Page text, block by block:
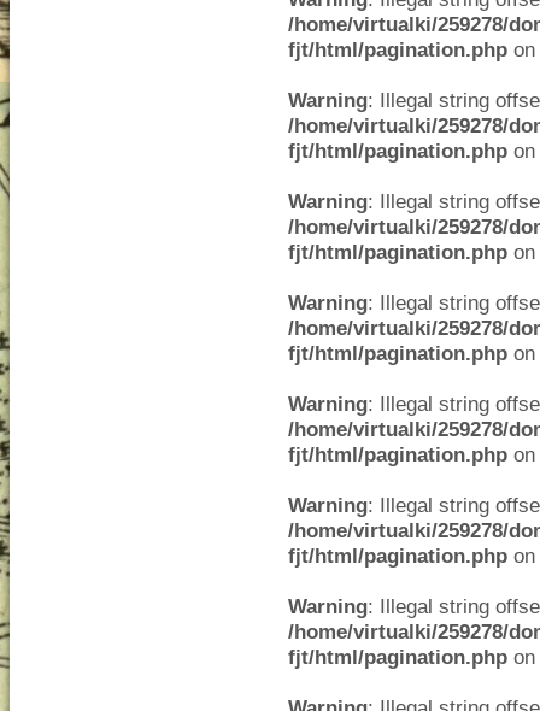
/home/virtualki/259278/
fjt/html/pagination.php
Warning: Illegal string
/home/virtualki/259278/
fjt/html/pagination.php
Warning: Illegal string
/home/virtualki/259278/
fjt/html/pagination.php
Warning: Illegal string
/home/virtualki/259278/
fjt/html/pagination.php
Warning: Illegal string
/home/virtualki/259278/
fjt/html/pagination.php
Warning: Illegal string
/home/virtualki/259278/
fjt/html/pagination.php
Warning: Illegal string
/home/virtualki/259278/
fjt/html/pagination.php